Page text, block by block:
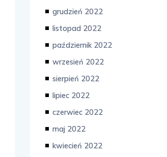
grudzień 2022
listopad 2022
październik 2022
wrzesień 2022
sierpień 2022
lipiec 2022
czerwiec 2022
maj 2022
kwiecień 2022